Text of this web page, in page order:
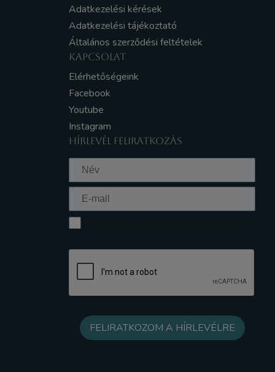
Adatkezelési kérések
Adatkezelési tájékoztató
Általános szerződési feltételek
KAPCSOLAT
Elérhetőségeink
Facebook
Youtube
Instagram
HÍRLEVÉL FELIRATKOZÁS